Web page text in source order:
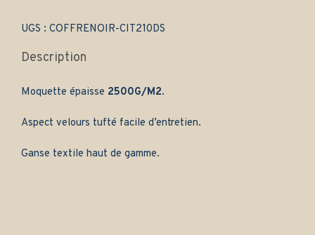
classique
UGS : COFFRENOIR-CIT210DS
Description
Moquette épaisse 2500G/M2.
Aspect velours tufté facile d’entretien.
Ganse textile haut de gamme.